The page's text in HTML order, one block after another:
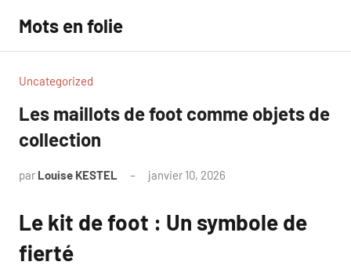
contenu
Mots en folie
Uncategorized
Les maillots de foot comme objets de
collection
par Louise KESTEL janvier 10, 2026
Le kit de foot : Un symbole de
fierté